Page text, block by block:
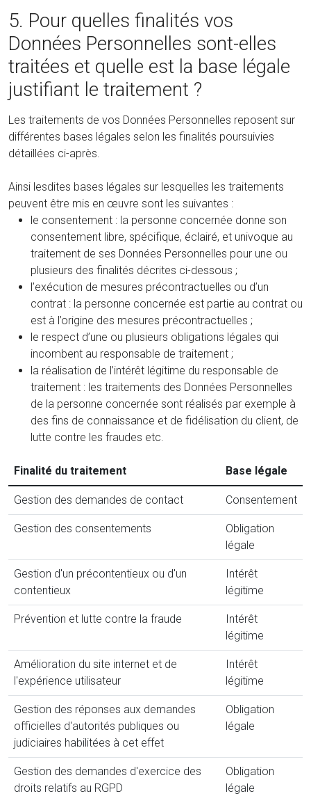
5. Pour quelles finalités vos
Données Personnelles sont-elles
traitées et quelle est la base légale
justifiant le traitement ?
Les traitements de vos Données Personnelles reposent sur
différentes bases légales selon les finalités poursuivies
détaillées ci-après.
Ainsi lesdites bases légales sur lesquelles les traitements
peuvent être mis en œuvre sont les suivantes :
le consentement : la personne concernée donne son
consentement libre, spécifique, éclairé, et univoque au
traitement de ses Données Personnelles pour une ou
plusieurs des finalités décrites ci-dessous ;
l’exécution de mesures précontractuelles ou d’un
contrat : la personne concernée est partie au contrat ou
est à l’origine des mesures précontractuelles ;
le respect d’une ou plusieurs obligations légales qui
incombent au responsable de traitement ;
la réalisation de l’intérêt légitime du responsable de
traitement : les traitements des Données Personnelles
de la personne concernée sont réalisés par exemple à
des fins de connaissance et de fidélisation du client, de
lutte contre les fraudes etc.
Finalité du traitement Base légale
Gestion des demandes de contact Consentement
Gestion des consentements
Obligation
légale
Gestion d'un précontentieux ou d'un
contentieux
Intérêt
légitime
Prévention et lutte contre la fraude
Intérêt
légitime
Amélioration du site internet et de
l'expérience utilisateur
Intérêt
légitime
Gestion des réponses aux demandes
officielles d'autorités publiques ou
judiciaires habilitées à cet effet
Obligation
légale
Gestion des demandes d'exercice des
droits relatifs au RGPD
Obligation
légale